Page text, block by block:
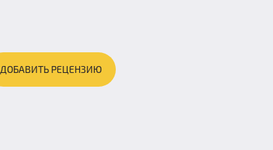
ДОБАВИТЬ РЕЦЕНЗИЮ